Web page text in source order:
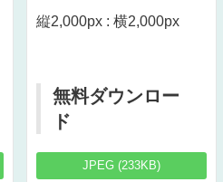
縦2,000px : 横2,000px
無料ダウンロー
ド
JPEG (233KB)